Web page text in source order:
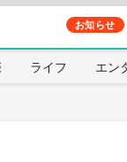
お知らせ
ライフ エン